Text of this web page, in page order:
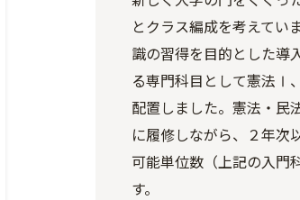
とクラス編成を考えてい
識の習得を目的とした導
る専門科目として憲法Ⅰ
配置しました。憲法・民
に履修しながら、２年次
可能単位数（上記の入門
す。